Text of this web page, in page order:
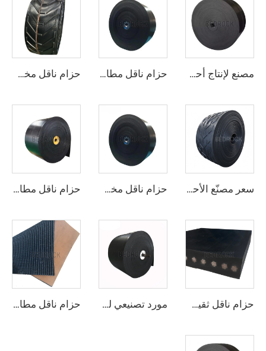
مصنع لإنتاج أحزمة ناقلة مطاطية سريعة الحركة قابلة للتعديل وتُغطى بالمطاط للاستخدام في المناجم حزام ناقل مطاطي عالي الجودة وبسعر رخيص، مكوّن من 4 طبقات، عرضه 800 مم، حزام ناقل من نوع EP للاستخدام في مجالات التعدين والمحاجر ومحطات سحق الحجارة حزام ناقل مخصص على شكل U، حزام ناقل عالي المتانة للمواد ذات درجات الحرارة المرتفعة
سعر مصنّع الأحزمة الناقلة الصناعية، حزام ناقل مطاطي شائك EP250 صناعي قوي جدًا لاستخدامات التعدين حزام ناقل مخصص من البوليستر/النايلون المضاد للتمزق لخط تكسير المحاجر للصناعات التحويلية وتجارة التجزئة حزام ناقل مطاطي عالي التحمل من 3 طبقات EP300 بعرض 800مم/1000مم/1200مم لتعدين الفحم
حزام ناقل ثقيل الوزن مزود بحبل فولاذي لنقل مواد الأسمنت والحجر الجيري السائبة لمسافات طويلة مورد تصنيعي لحزام ناقل مطاطي متين من أسلاك فولاذية، للصناعات التعدينية حزام ناقل مطاطي علوي خشن